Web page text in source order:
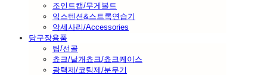
조인트캡/무게볼트
익스텐션&스트록연습기
악세사리/Accessories
당구장용품
팁/선골
쵸크/낱개쵸크/쵸크케이스
광택제/코팅제/분무기